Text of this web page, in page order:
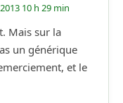
10 h 29 min
Mais sur la
un générique
et le